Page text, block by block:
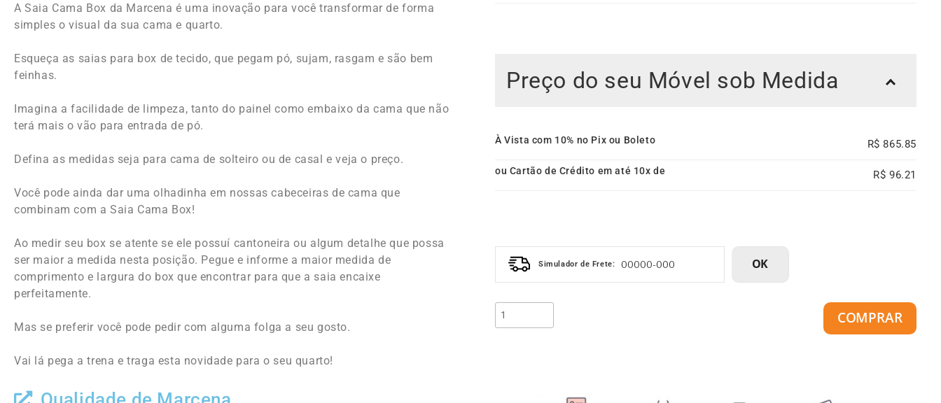
A Saia Cama Box da Marcena é uma inovação para você transformar de forma
simples o visual da sua cama e quarto.
Esqueça as saias para box de tecido, que pegam pó, sujam, rasgam e são bem
feinhas.
Imagina a facilidade de limpeza, tanto do painel como embaixo da cama que não
terá mais o vão para entrada de pó.
Defina as medidas seja para cama de solteiro ou de casal e veja o preço.
Você pode ainda dar uma olhadinha em nossas cabeceiras de cama que
combinam com a Saia Cama Box!
Ao medir seu box se atente se ele possuí cantoneira ou algum detalhe que possa
ser maior a medida nesta posição. Pegue e informe a maior medida de
comprimento e largura do box que encontrar para que a saia encaixe
perfeitamente.
Mas se preferir você pode pedir com alguma folga a seu gosto.
Vai lá pega a trena e traga esta novidade para o seu quarto!
Preço do seu Móvel sob Medida
À Vista com 10% no Pix ou Boleto 865.85
ou Cartão de Crédito em até 10x de 96.21
Simulador de Frete: OK
COMPRAR